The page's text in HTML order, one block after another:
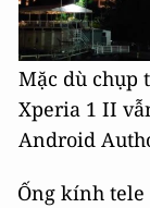
Mặc dù chụp
Xperia 1 II
Android
Ống kính